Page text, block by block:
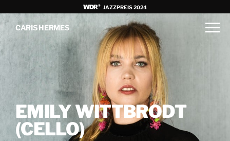
JAZZPREIS 2024
CARIS HERMES
EMILY WITTBRODT
(CELLO)